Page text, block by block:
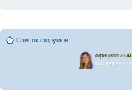
Список форумов